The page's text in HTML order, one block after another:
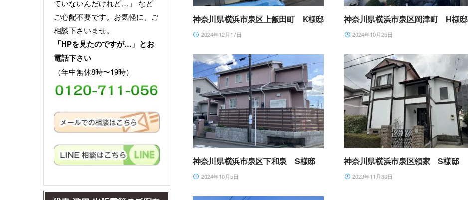
神奈川県横浜市泉区上飯田町 K様邸
2024年12月17日
神奈川県横浜市泉区岡津町 H様邸
2024年10月25日
神奈川県横浜市泉区下和泉 S様邸
2024年10月5日
神奈川県横浜市泉区領家 S様邸
2023年11月30日
ていないんだけれど…」 など
ご心配不要です。お気軽に、ご
相談下さいませ。
「HPを見たのですが…」とお
電話下さい
（年中無休8時〜19時）